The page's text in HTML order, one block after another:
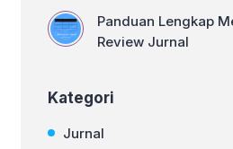
Panduan Lengkap
Review Jurnal
Kategori
Jurnal